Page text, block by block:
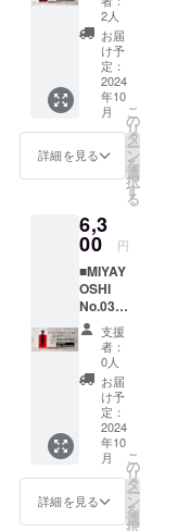
●妊娠
中・授
乳中は
飲酒を
控えて
くださ
い。 ※
納期は
予期せ
ぬ事態
により
場合が
ござい
ます。
あらか
じめご
承知く
ださ
い。
質に問
題はあ
りませ
ん。 ●
梅酒の
品質を
損なわ
ないた
めに、
15℃以
下の冷
保管し
てくだ
さい。
●お酒は
20歳を
こえて
から。
●妊娠
中・授
乳中は
飲酒を
控えて
くださ
い。 ※
納期は
予期せ
ぬ事態
により
ターン
内容：
■通常発
MIYAYO
SHI
200ml×
3 飲み
SET
1.
SHIプラ
ムリ
キュー
ル
200ml×
3 2.
3本用贈
答化粧
箱×1
3. 3本
用贈答
紙袋×1
・品
目 リ
キュー
ル 露
茜100％
・原材
1.
MIYAYO
SHIプラ
ムリ
キュー
ル
200ml×
3 2.
3本用贈
答化粧
用贈答
紙袋×1
・品
目 リ
キュー
ル 露
茜
100％
・原材
料 和
歌山有
田産
「露
茜」・
焼酎甲
砂糖 ・
アル
SETは
生もの
です。
賞味期
限に限
りがご
ざいま
で、お
届け先
だく際
に、備
考欄に
10月15
日以降
で確実
にお受
け取り
できる
日時を
記載し
てくだ
さい。
リター
ン内
通常発
送
茜”で漬
け込ん
「MIYA
YOSHI
」。今
回、ご
支援い
ただい
産いた
しま
色料な
ど何も
使わな
い天然
由来の
透き
通った
鮮やか
な赤
色、甘
酸っぱ
いさわ
香り、
濃厚な
・原材
料 和
歌山有
田産
「露
茜」・
焼酎甲
類・氷
砂糖 ・
17％ ・
内容
量
200ml
生産量
に限り
がある
希少
種”露
茜”で漬
け込ん
「MIYA
YOSHI
」。今
回、ご
支援い
ふんだ
んに
使った
氷砂糖
と露茜
の酸味
がまじ
わった
甘酸っ
ぱいま
ろやか
いはま
るでス
イーツ
です。
甘みの
強さ 9
・品
目 リ
キュー
ル 露
100％
・原材
料 和
歌山有
田産
「露
2人
お届
け予
定：
2024
年10
月
詳細を見る
こ
の
リ
タ
ー
ン
を
選
択
す
る
6,3
00 円
■MIYAY
OSHI
No.03
large
bottle
控えめ
な甘み
とさわ
やかな
酸味
は、
さっぱ
りとし
た味わ
いで
支援
者：
0人
お届
け予
定：
2024
年10
月
詳細を見る
こ
の
リ
タ
ー
ン
を
選
択